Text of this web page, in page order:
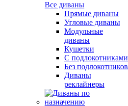
Все диваны
Прямые диваны
Угловые диваны
Модульные
диваны
Кушетки
С подлокотниками
Без подлокотников
Диваны
реклайнеры